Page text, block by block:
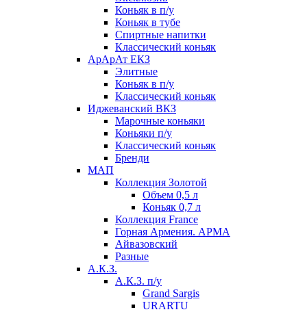
Коньяк в п/у
Коньяк в тубе
Спиртные напитки
Классический коньяк
АрАрАт ЕКЗ
Элитные
Коньяк в п/у
Классический коньяк
Иджеванский ВКЗ
Марочные коньяки
Коньяки п/у
Классический коньяк
Бренди
МАП
Коллекция Золотой
Объем 0,5 л
Коньяк 0,7 л
Коллекция France
Горная Армения. АРМА
Айвазовский
Разные
А.К.З.
А.К.З. п/у
Grand Sargis
URARTU